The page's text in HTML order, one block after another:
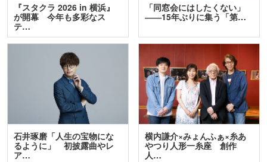
『スタクラ 2026 in 横浜』
が開幕 今年も多彩なス
テ…
「同窓会にはしたくない」
――15年ぶりに集う「第…
石井琢磨「人生の宝物にな
るように」 初披露曲やレ
ア…
横内謙介×みょんふぁ×糸あ
やつり人形一糸座 創作
人…